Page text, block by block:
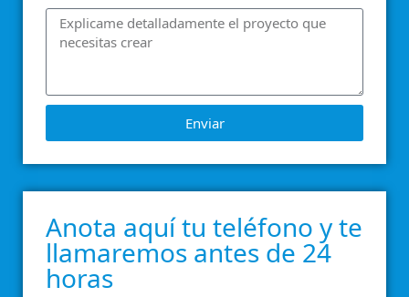
Enviar
Anota aquí tu teléfono y te
llamaremos antes de 24
horas